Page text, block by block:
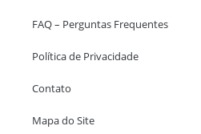
FAQ – Perguntas Frequentes
Política de Privacidade
Contato
Mapa do Site